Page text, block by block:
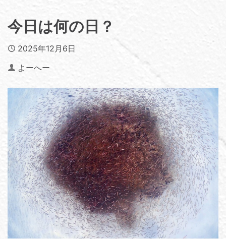
今日は何の日？
Published
2025年12月6日
Author
よーへー